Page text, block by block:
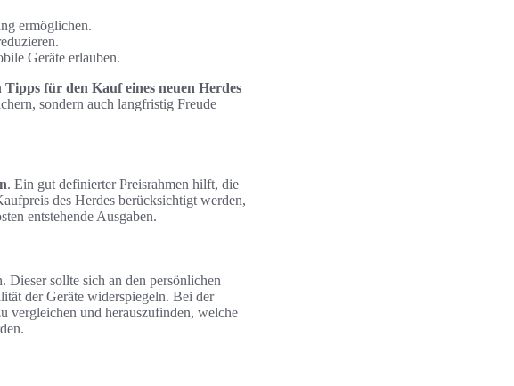
ermöglichen.
Geräte erlauben.
Tipps für den Kauf eines neuen Herdes
sondern auch langfristig Freude
. Ein gut definierter Preisrahmen hilft, die
des Herdes berücksichtigt werden,
entstehende Ausgaben.
Dieser sollte sich an den persönlichen
der Geräte widerspiegeln. Bei der
vergleichen und herauszufinden, welche